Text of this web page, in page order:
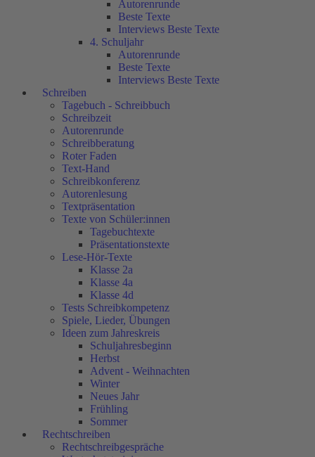
Autorenrunde
Beste Texte
Interviews Beste Texte
4. Schuljahr
Autorenrunde
Beste Texte
Interviews Beste Texte
Schreiben
Tagebuch - Schreibbuch
Schreibzeit
Autorenrunde
Schreibberatung
Roter Faden
Text-Hand
Schreibkonferenz
Autorenlesung
Textpräsentation
Texte von Schüler:innen
Tagebuchtexte
Präsentationstexte
Lese-Hör-Texte
Klasse 2a
Klasse 4a
Klasse 4d
Tests Schreibkompetenz
Spiele, Lieder, Übungen
Ideen zum Jahreskreis
Schuljahresbeginn
Herbst
Advent - Weihnachten
Winter
Neues Jahr
Frühling
Sommer
Rechtschreiben
Rechtschreibgespräche